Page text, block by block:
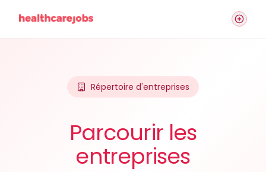
Répertoire d'entreprises
Parcourir les
entreprises